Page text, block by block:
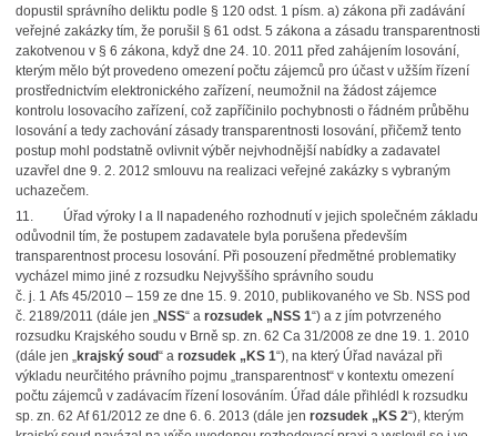
dopustil správního deliktu podle § 120 odst. 1 písm. a) zákona při zadávání
veřejné zakázky tím, že porušil § 61 odst. 5 zákona a zásadu transparentnosti
zakotvenou v § 6 zákona, když dne 24. 10. 2011 před zahájením losování,
kterým mělo být provedeno omezení počtu zájemců pro účast v užším řízení
prostřednictvím elektronického zařízení, neumožnil na žádost zájemce
kontrolu losovacího zařízení, což zapříčinilo pochybnosti o řádném průběhu
losování a tedy zachování zásady transparentnosti losování, přičemž tento
postup mohl podstatně ovlivnit výběr nejvhodnější nabídky a zadavatel
uzavřel dne 9. 2. 2012 smlouvu na realizaci veřejné zakázky s vybraným
uchazečem.
11.
Úřad výroky I a II napadeného rozhodnutí v jejich společném základu
odůvodnil tím, že postupem zadavatele byla porušena především
transparentnost procesu losování. Při posouzení předmětné problematiky
vycházel mimo jiné z rozsudku Nejvyššího správního soudu
č. j. 1 Afs 45/2010 – 159 ze dne 15. 9. 2010, publikovaného ve Sb. NSS pod
č. 2189/2011 (dále jen „NSS“ a rozsudek „NSS 1“) a z jím potvrzeného
rozsudku Krajského soudu v Brně sp. zn. 62 Ca 31/2008 ze dne 19. 1. 2010
(dále jen „krajský soud“ a rozsudek „KS 1“), na který Úřad navázal při
výkladu neurčitého právního pojmu „transparentnost“ v kontextu omezení
počtu zájemců v zadávacím řízení losováním. Úřad dále přihlédl k rozsudku
sp. zn. 62 Af 61/2012 ze dne 6. 6. 2013 (dále jen rozsudek „KS 2“), kterým